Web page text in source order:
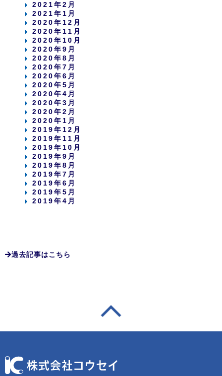
2021年2月
2021年1月
2020年12月
2020年11月
2020年10月
2020年9月
2020年8月
2020年7月
2020年6月
2020年5月
2020年4月
2020年3月
2020年2月
2020年1月
2019年12月
2019年11月
2019年10月
2019年9月
2019年8月
2019年7月
2019年6月
2019年5月
2019年4月
過去記事はこちら